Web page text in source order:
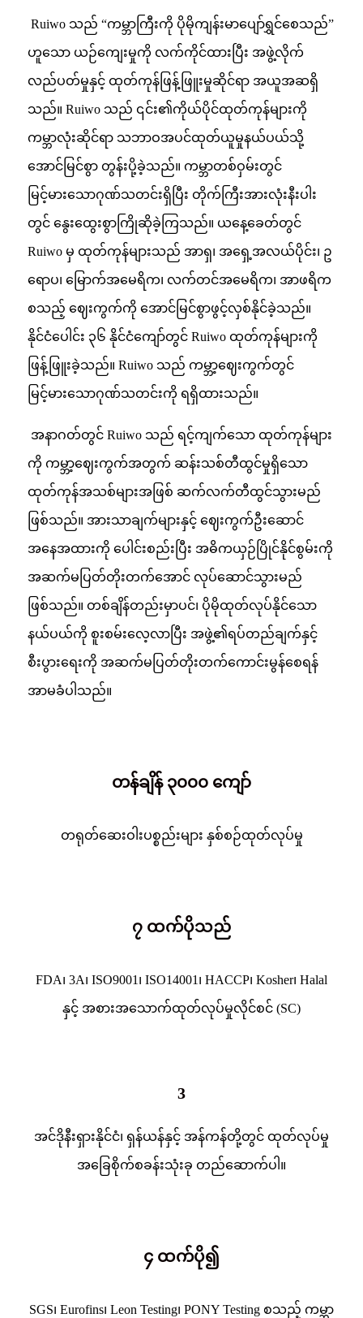
Ruiwo သည် “ကမ္ဘာကြီးကို ပိုမိုကျန်းမာပျော်ရွှင်စေသည်”
ဟူသော ယဉ်ကျေးမှုကို လက်ကိုင်ထားပြီး အဖွဲ့လိုက်
လည်ပတ်မှုနှင့် ထုတ်ကုန်ဖြန့်ဖြူးမှုဆိုင်ရာ အယူအဆရှိ
သည်။ Ruiwo သည် ၎င်း၏ကိုယ်ပိုင်ထုတ်ကုန်များကို
ကမ္ဘာလုံးဆိုင်ရာ သဘာဝအပင်ထုတ်ယူမှုနယ်ပယ်သို့
အောင်မြင်စွာ တွန်းပို့ခဲ့သည်။ ကမ္ဘာတစ်ဝှမ်းတွင်
မြင့်မားသောဂုဏ်သတင်းရှိပြီး တိုက်ကြီးအားလုံးနီးပါး
တွင် နွေးထွေးစွာကြိုဆိုခဲ့ကြသည်။ ယနေ့ခေတ်တွင်
Ruiwo မှ ထုတ်ကုန်များသည် အာရှ၊ အရှေ့အလယ်ပိုင်း၊ ဥ
ရောပ၊ မြောက်အမေရိက၊ လက်တင်အမေရိက၊ အာဖရိက
စသည့် ဈေးကွက်ကို အောင်မြင်စွာဖွင့်လှစ်နိုင်ခဲ့သည်။
နိုင်ငံပေါင်း ၃၆ နိုင်ငံကျော်တွင် Ruiwo ထုတ်ကုန်များကို
ဖြန့်ဖြူးခဲ့သည်။ Ruiwo သည် ကမ္ဘာ့ဈေးကွက်တွင်
မြင့်မားသောဂုဏ်သတင်းကို ရရှိထားသည်။
အနာဂတ်တွင် Ruiwo သည် ရင့်ကျက်သော ထုတ်ကုန်များ
ကို ကမ္ဘာ့ဈေးကွက်အတွက် ဆန်းသစ်တီထွင်မှုရှိသော
ထုတ်ကုန်အသစ်များအဖြစ် ဆက်လက်တီထွင်သွားမည်
ဖြစ်သည်။ အားသာချက်များနှင့် ဈေးကွက်ဦးဆောင်
အနေအထားကို ပေါင်းစည်းပြီး အဓိကယှဉ်ပြိုင်နိုင်စွမ်းကို
အဆက်မပြတ်တိုးတက်အောင် လုပ်ဆောင်သွားမည်
ဖြစ်သည်။ တစ်ချိန်တည်းမှာပင်၊ ပိုမိုထုတ်လုပ်နိုင်သော
နယ်ပယ်ကို စူးစမ်းလေ့လာပြီး အဖွဲ့၏ရပ်တည်ချက်နှင့်
စီးပွားရေးကို အဆက်မပြတ်တိုးတက်ကောင်းမွန်စေရန်
အာမခံပါသည်။
တန်ချိန် ၃၀၀၀ ကျော်
တရုတ်ဆေးဝါးပစ္စည်းများ နှစ်စဉ်ထုတ်လုပ်မှု
၇ ထက်ပိုသည်
FDA၊ 3A၊ ISO9001၊ ISO14001၊ HACCP၊ Kosher၊ Halal
နှင့် အစားအသောက်ထုတ်လုပ်မှုလိုင်စင် (SC)
3
အင်ဒိုနီးရှားနိုင်ငံ၊ ရှန်ယန်နှင့် အန်ကန်တို့တွင် ထုတ်လုပ်မှု
အခြေစိုက်စခန်းသုံးခု တည်ဆောက်ပါ။
၄ ထက်ပို၍
SGS၊ Eurofins၊ Leon Testing၊ PONY Testing စသည့် ကမ္ဘာ